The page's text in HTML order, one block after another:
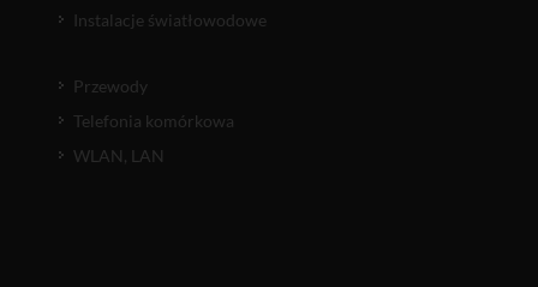
Instalacje światłowodowe
Przewody
Telefonia komórkowa
WLAN, LAN